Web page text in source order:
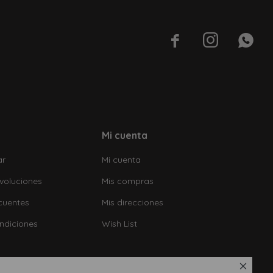

  
Mi cuenta
Mi cuenta
Mis compras
Mis direcciones
Wish List